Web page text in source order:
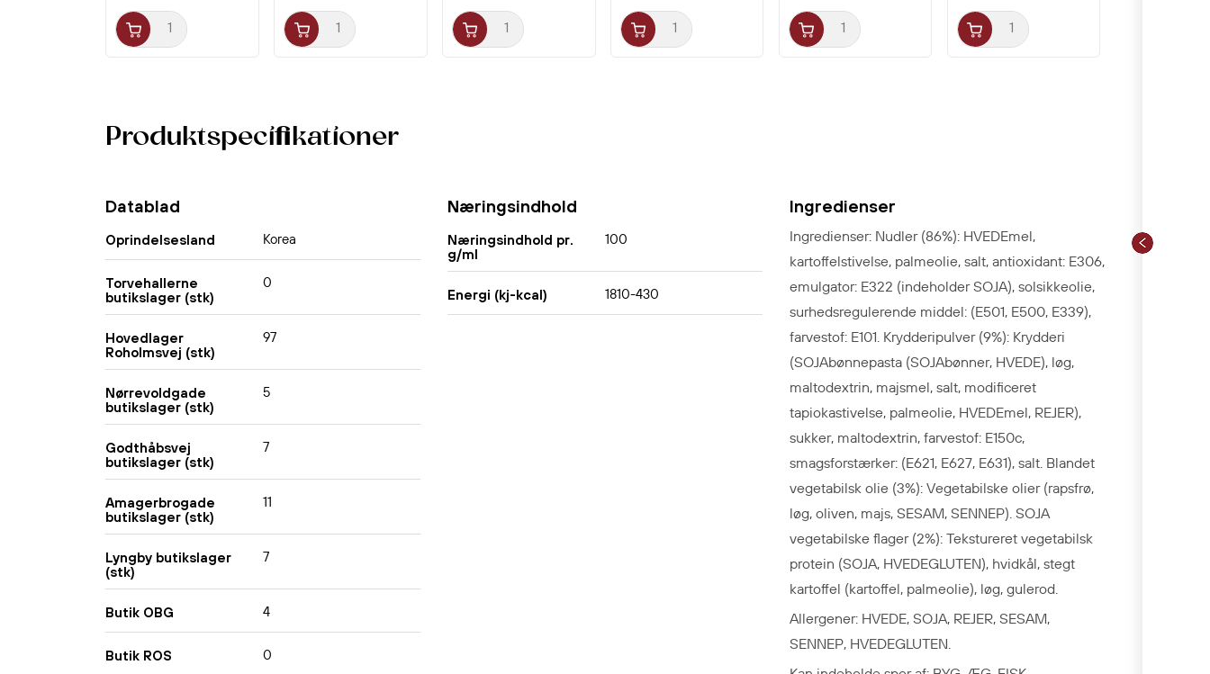
Produktspecifikationer
Datablad
Oprindelsesland Korea
Torvehallerne
butikslager (stk)
0
Hovedlager
Roholmsvej (stk)
97
Nørrevoldgade
butikslager (stk)
5
Godthåbsvej
butikslager (stk)
7
Amagerbrogade
butikslager (stk)
11
Lyngby butikslager
(stk)
7
Butik OBG 4
Butik ROS 0
Næringsindhold
Næringsindhold pr.
g/ml
100
Energi (kj-kcal) 1810-430
Ingredienser
Ingredienser: Nudler (86%): HVEDEmel,
kartoffelstivelse, palmeolie, salt, antioxidant: E306,
emulgator: E322 (indeholder SOJA), solsikkeolie,
surhedsregulerende middel: (E501, E500, E339),
farvestof: E101. Krydderipulver (9%): Krydderi
(SOJAbønnepasta (SOJAbønner, HVEDE), løg,
maltodextrin, majsmel, salt, modificeret
tapiokastivelse, palmeolie, HVEDEmel, REJER),
sukker, maltodextrin, farvestof: E150c,
smagsforstærker: (E621, E627, E631), salt. Blandet
vegetabilsk olie (3%): Vegetabilske olier (rapsfrø,
løg, oliven, majs, SESAM, SENNEP). SOJA
vegetabilske flager (2%): Tekstureret vegetabilsk
protein (SOJA, HVEDEGLUTEN), hvidkål, stegt
kartoffel (kartoffel, palmeolie), løg, gulerod.
Allergener: HVEDE, SOJA, REJER, SESAM,
SENNEP, HVEDEGLUTEN.